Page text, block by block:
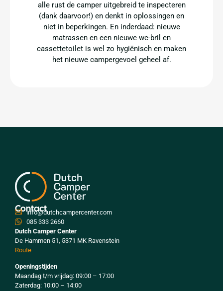
alle rust de camper uitgebreid te inspecteren
(dank daarvoor!) en denkt in oplossingen en
niet in beperkingen. En inderdaad: nieuwe
matrassen en een nieuwe wc-bril en
cassettetoilet is wel zo hygiënisch en maken
het nieuwe campergevoel geheel af.
Contact
info@dutchcampercenter.com
085 333 2660
Dutch Camper Center
De Hammen 51, 5371 MK Ravenstein
Route
Openingstijden
Maandag t/m vrijdag: 09:00 – 17:00
Zaterdag: 10:00 – 14:00